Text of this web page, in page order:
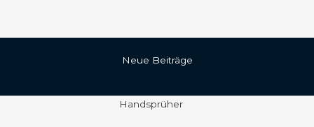
Neue Beiträge
Handsprüher